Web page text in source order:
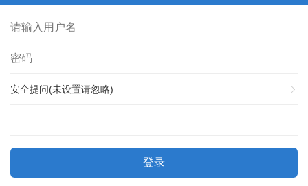
安全提问(未设置请忽略)
登录